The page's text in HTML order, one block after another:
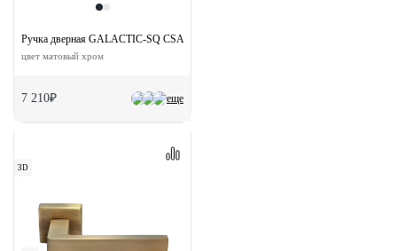
еще
Ручка дверная GALACTIC-SQ CSA раздельная на квадратной розетке
цвет матовый хром
7 210₽
3D